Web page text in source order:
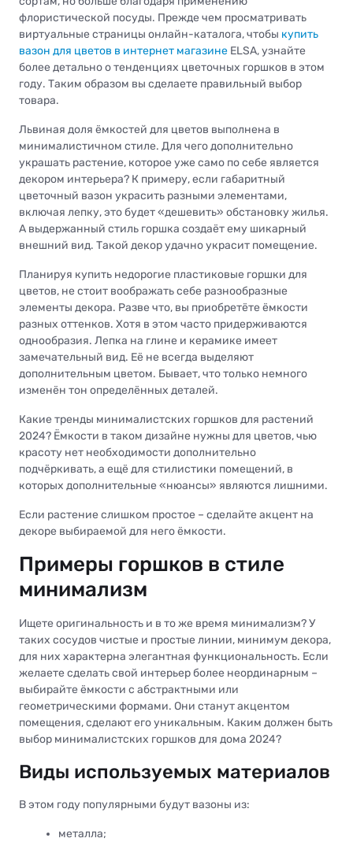
флористической посуды. Прежде чем просматривать
виртуальные страницы онлайн-каталога, чтобы купить
вазон для цветов в интернет магазине ELSA, узнайте
более детально о тенденциях цветочных горшков в этом
году. Таким образом вы сделаете правильный выбор
товара.
Львиная доля ёмкостей для цветов выполнена в
минималистичном стиле. Для чего дополнительно
украшать растение, которое уже само по себе является
декором интерьера? К примеру, если габаритный
цветочный вазон украсить разными элементами,
включая лепку, это будет «дешевить» обстановку жилья.
А выдержанный стиль горшка создаёт ему шикарный
внешний вид. Такой декор удачно украсит помещение.
Планируя купить недорогие пластиковые горшки для
цветов, не стоит воображать себе разнообразные
элементы декора. Разве что, вы приобретёте ёмкости
разных оттенков. Хотя в этом часто придерживаются
однообразия. Лепка на глине и керамике имеет
замечательный вид. Её не всегда выделяют
дополнительным цветом. Бывает, что только немного
изменён тон определённых деталей.
Какие тренды минималистских горшков для растений
2024? Ёмкости в таком дизайне нужны для цветов, чью
красоту нет необходимости дополнительно
подчёркивать, а ещё для стилистики помещений, в
которых дополнительные «нюансы» являются лишними.
Если растение слишком простое – сделайте акцент на
декоре выбираемой для него ёмкости.
Примеры горшков в стиле
минимализм
Ищете оригинальность и в то же время минимализм? У
таких сосудов чистые и простые линии, минимум декора,
для них характерна элегантная функциональность. Если
желаете сделать свой интерьер более неординарным –
выбирайте ёмкости с абстрактными или
геометрическими формами. Они станут акцентом
помещения, сделают его уникальным. Каким должен быть
выбор минималистских горшков для дома 2024?
Виды используемых материалов
В этом году популярными будут вазоны из:
металла;